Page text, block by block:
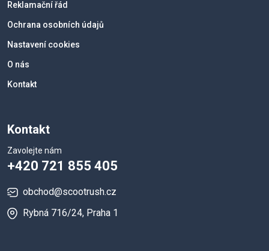
Reklamační řád
Ochrana osobních údajů
Nastavení cookies
O nás
Kontakt
Kontakt
Zavolejte nám
+420 721 855 405
obchod@scootrush.cz
Rybná 716/24, Praha 1